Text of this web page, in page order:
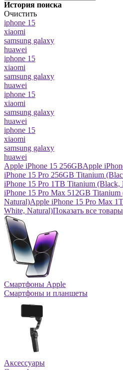
История поиска
Очистить
iphone 15
xiaomi
samsung galaxy
huawei
iphone 15
xiaomi
samsung galaxy
huawei
iphone 15
xiaomi
samsung galaxy
huawei
iphone 15
xiaomi
samsung galaxy
huawei
Apple iPhone 15 256GBApple
iPhone 15 Pro 256GB Titanium
iPhone 15 Pro 1TB Titanium
iPhone 15 Pro Max 512GB
Natural)Apple iPhone 15 Pro Max
White, Natural)Показать все товары
Смартфоны Apple
Смартфоны и планшеты
Аксессуары